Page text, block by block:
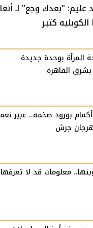
عليم: "بعدك وجع" لـ
كتير
المرأة بوحدة جديدة
القاهرة
بورود ضخمة.. عبير
جرش
معلومات قد لا تعرفها